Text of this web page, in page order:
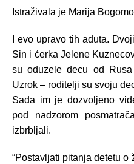
Istraživala je Marija
I evo upravo tih aduta.
Sin i ćerka Jelene
su oduzele decu od
Uzrok – roditelji su svoju
Sada im je dozvoljeno
pod nadzorom
izbrbljali.
“Postavljati pitanja detetu o